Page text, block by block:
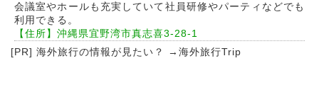
会議室やホールも充実していて社員研修やパーティなどでも
利用できる。
【住所】沖縄県宜野湾市真志喜3-28-1
[PR] 海外旅行の情報が見たい？ → 海外旅行Trip